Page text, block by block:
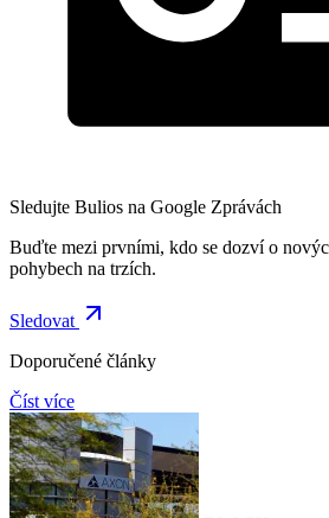
Sledujte Bulios na Google Zprávách
Buďte mezi prvními, kdo se dozví o
pohybech na trzích.
Sledovat
Doporučené články
Číst více